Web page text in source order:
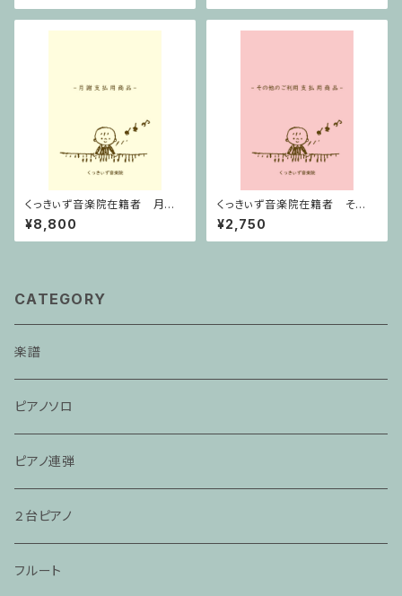
くっきぃず音楽院在籍者 月謝
支払用商品 ピアノ科 ３０分
¥8,800
くっきぃず音楽院在籍者 その
他のご利用支払用商品 おば
けのぼうけん１巻
¥2,750
CATEGORY
楽譜
ピアノソロ
ピアノ連弾
２台ピアノ
フルート